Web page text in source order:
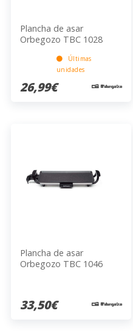
Plancha de asar
Orbegozo TBC 1028
Últimas
unidades
26,99€
Plancha de asar
Orbegozo TBC 1046
33,50€